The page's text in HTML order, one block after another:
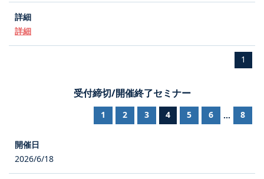
詳細
1
受付締切/開催終了セミナー
1 2 3 4 5 6 ... 8
2026/6/18